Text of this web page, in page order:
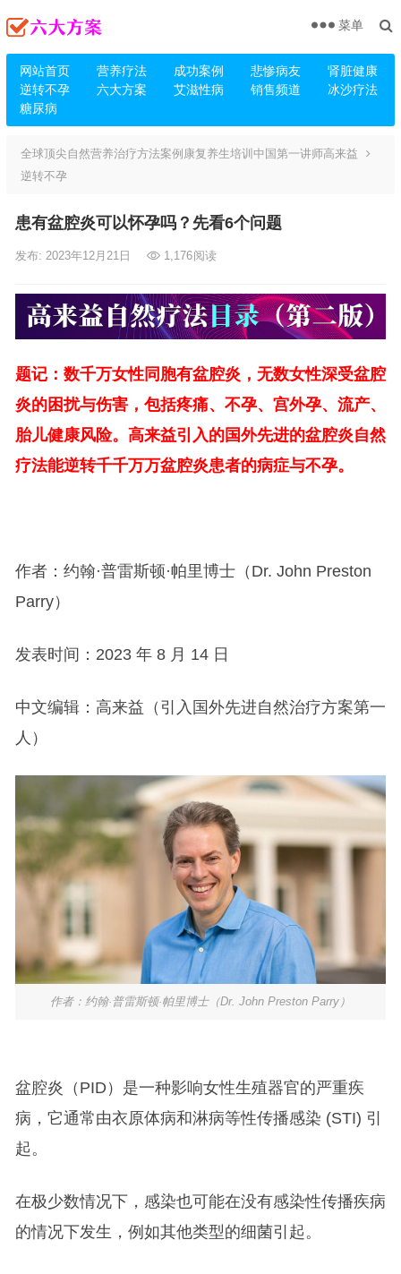
网站首页 营养疗法 成功案例 悲惨病友
肾脏健康
逆转不孕
六大方案 艾滋性病 销售频道
冰沙疗法
糖尿病
菜单
全球顶尖自然营养治疗方法案例康复养生培训中国第一讲师高来益
逆转不孕
患有盆腔炎可以怀孕吗？先看6个问题
发布: 2023年12月21日 1,176阅读
题记：数千万女性同胞有盆腔炎，无数女性深受盆腔
炎的困扰与伤害，包括疼痛、不孕、宫外孕、流产、
胎儿健康风险。高来益引入的国外先进的盆腔炎自然
疗法能逆转千千万万盆腔炎患者的病症与不孕。
作者：约翰·普雷斯顿·帕里博士（Dr. John Preston
Parry）
发表时间：2023 年 8 月 14 日
中文编辑：高来益（引入国外先进自然治疗方案第一
人）
作者：约翰·普雷斯顿·帕里博士（Dr. John Preston Parry）
盆腔炎（PID）是一种影响女性生殖器官的严重疾
病，它通常由衣原体病和淋病等性传播感染 (STI) 引
起。
在极少数情况下，感染也可能在没有感染性传播疾病
的情况下发生，例如其他类型的细菌引起。